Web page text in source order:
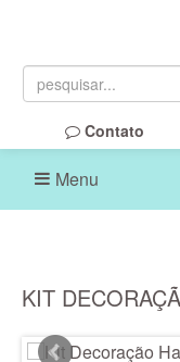
Contato
Menu
KIT